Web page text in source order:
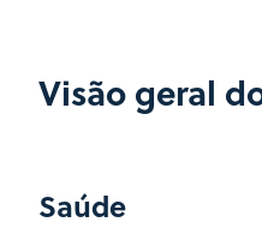
Visão geral
Saúde